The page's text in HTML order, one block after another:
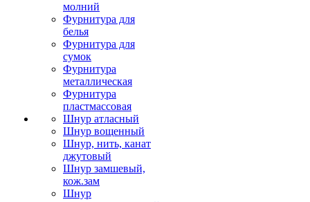
молний
Фурнитура для
белья
Фурнитура для
сумок
Фурнитура
металлическая
Фурнитура
пластмассовая
Шнур атласный
Шнур вощенный
Шнур, нить, канат
джутовый
Шнур замшевый,
кож.зам
Шнур